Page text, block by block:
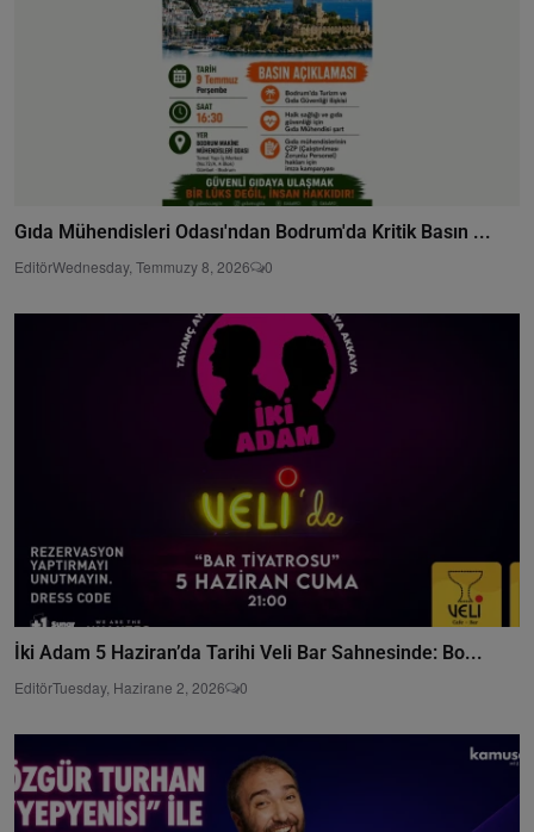
Gıda Mühendisleri Odası'ndan Bodrum'da Kritik Basın ...
EditörWednesday, Temmuzy 8, 2026 0
İki Adam 5 Haziran’da Tarihi Veli Bar Sahnesinde: Bo...
EditörTuesday, Hazirane 2, 2026 0